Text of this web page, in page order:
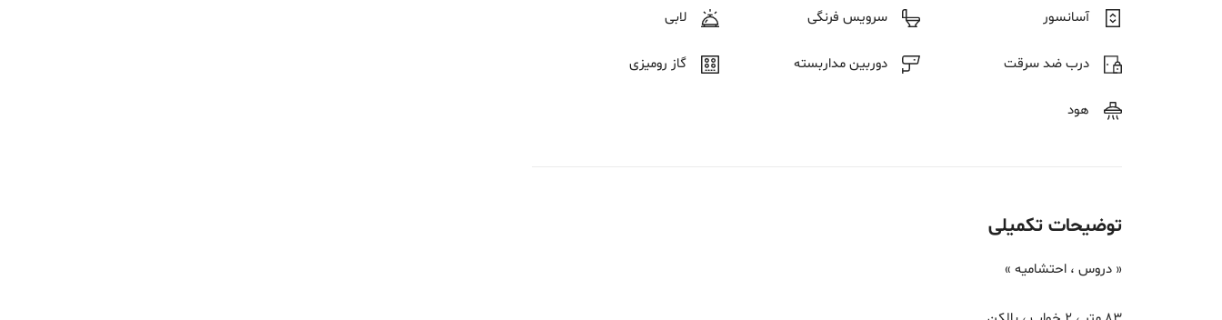
آسانسور سرویس فرنگی لابی
درب ضد سرقت دوربین مداربسته گاز رومیزی
هود
توضیحات تکمیلی
« دروس ، احتشامیه »